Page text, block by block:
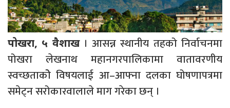
पोखरा, ५ वैशाख। आसन्न स्थानीय तहको निर्वाचनमा
पोखरा लेखनाथ महानगरपालिकामा वातावरणीय
स्वच्छताकोे विषयलाई आ–आफ्ना दलका घोषणापत्रमा
समेट्न सरोकारवालाले माग गरेका छन् ।